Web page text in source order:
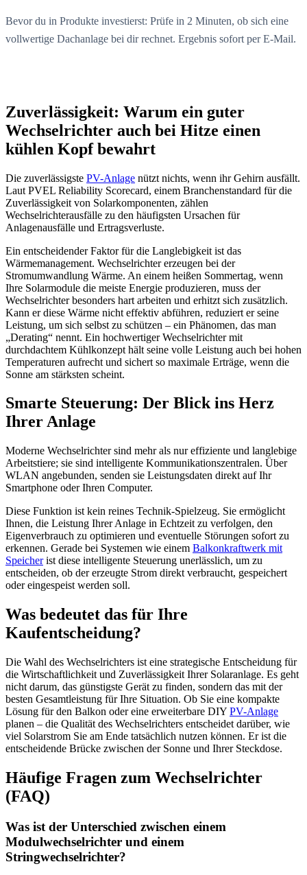
Bevor du in Produkte investierst: Prüfe in 2 Minuten, ob sich eine
vollwertige Dachanlage bei dir rechnet. Ergebnis sofort per E-Mail.
Zuverlässigkeit: Warum ein guter
Wechselrichter auch bei Hitze einen
kühlen Kopf bewahrt
Die zuverlässigste PV-Anlage nützt nichts, wenn ihr Gehirn ausfällt.
Laut PVEL Reliability Scorecard, einem Branchenstandard für die
Zuverlässigkeit von Solarkomponenten, zählen
Wechselrichterausfälle zu den häufigsten Ursachen für
Anlagenausfälle und Ertragsverluste.
Ein entscheidender Faktor für die Langlebigkeit ist das
Wärmemanagement. Wechselrichter erzeugen bei der
Stromumwandlung Wärme. An einem heißen Sommertag, wenn
Ihre Solarmodule die meiste Energie produzieren, muss der
Wechselrichter besonders hart arbeiten und erhitzt sich zusätzlich.
Kann er diese Wärme nicht effektiv abführen, reduziert er seine
Leistung, um sich selbst zu schützen – ein Phänomen, das man
„Derating“ nennt. Ein hochwertiger Wechselrichter mit
durchdachtem Kühlkonzept hält seine volle Leistung auch bei hohen
Temperaturen aufrecht und sichert so maximale Erträge, wenn die
Sonne am stärksten scheint.
Smarte Steuerung: Der Blick ins Herz
Ihrer Anlage
Moderne Wechselrichter sind mehr als nur effiziente und langlebige
Arbeitstiere; sie sind intelligente Kommunikationszentralen. Über
WLAN angebunden, senden sie Leistungsdaten direkt auf Ihr
Smartphone oder Ihren Computer.
Diese Funktion ist kein reines Technik-Spielzeug. Sie ermöglicht
Ihnen, die Leistung Ihrer Anlage in Echtzeit zu verfolgen, den
Eigenverbrauch zu optimieren und eventuelle Störungen sofort zu
erkennen. Gerade bei Systemen wie einem Balkonkraftwerk mit
Speicherist diese intelligente Steuerung unerlässlich, um zu
entscheiden, ob der erzeugte Strom direkt verbraucht, gespeichert
oder eingespeist werden soll.
Was bedeutet das für Ihre
Kaufentscheidung?
Die Wahl des Wechselrichters ist eine strategische Entscheidung für
die Wirtschaftlichkeit und Zuverlässigkeit Ihrer Solaranlage. Es geht
nicht darum, das günstigste Gerät zu finden, sondern das mit der
besten Gesamtleistung für Ihre Situation. Ob Sie eine kompakte
Lösung für den Balkon oder eine erweiterbare DIY PV-Anlage
planen – die Qualität des Wechselrichters entscheidet darüber, wie
viel Solarstrom Sie am Ende tatsächlich nutzen können. Er ist die
entscheidende Brücke zwischen der Sonne und Ihrer Steckdose.
Häufige Fragen zum Wechselrichter
(FAQ)
Was ist der Unterschied zwischen einem
Modulwechselrichter und einem
Stringwechselrichter?